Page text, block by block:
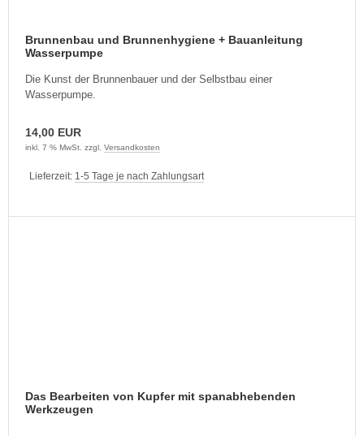
Brunnenbau und Brunnenhygiene + Bauanleitung
Wasserpumpe
Die Kunst der Brunnenbauer und der Selbstbau einer
Wasserpumpe.
14,00 EUR
inkl. 7 % MwSt. zzgl. Versandkosten
Lieferzeit: 1-5 Tage je nach Zahlungsart
Das Bearbeiten von Kupfer mit spanabhebenden
Werkzeugen